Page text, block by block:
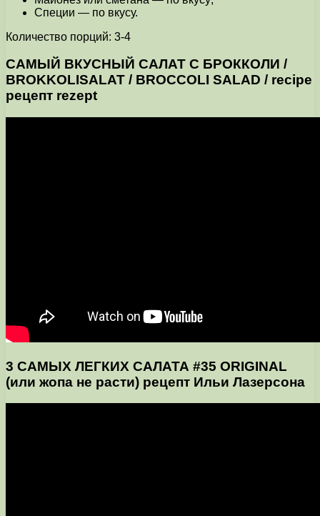
Специи — по вкусу.
Количество порций: 3-4
САМЫЙ ВКУСНЫЙ САЛАТ С БРОККОЛИ /
BROKKOLISALAT / BROCCOLI SALAD / recipe
рецепт rezept
3 САМЫХ ЛЕГКИХ САЛАТА #35 ORIGINAL
(или жопа не расти) рецепт Ильи Лазерсона